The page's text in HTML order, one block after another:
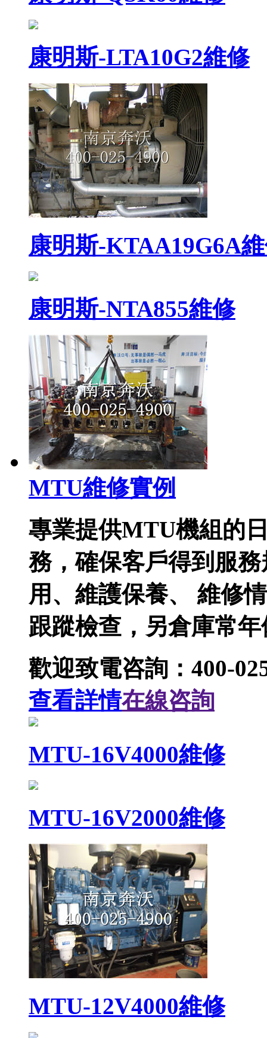
康明斯-LTA10G2維修
康明斯-KTAA19G6A
康明斯-NTA855維修
MTU維修實例
專業提供MTU機組的
務，確保客戶得到服
用、維護保養、 維修
跟蹤檢查，另倉庫常
歡迎致電咨詢：400-
查看詳情在線咨詢
MTU-16V4000維修
MTU-16V2000維修
MTU-12V4000維修